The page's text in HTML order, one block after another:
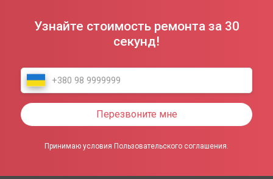
Узнайте стоимость ремонта за 30
секунд!
Перезвоните мне
Принимаю условия Пользовательского соглашения.